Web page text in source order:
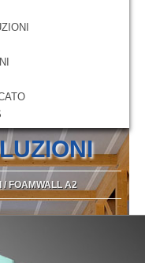
/ FOAMWALL A2